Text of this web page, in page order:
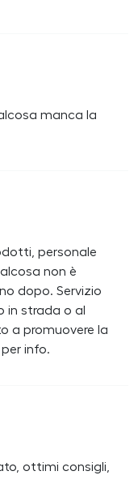
manca la
personale
non è
dopo. Servizio
in strada o al
a promuovere la
info.
ottimi consigli,